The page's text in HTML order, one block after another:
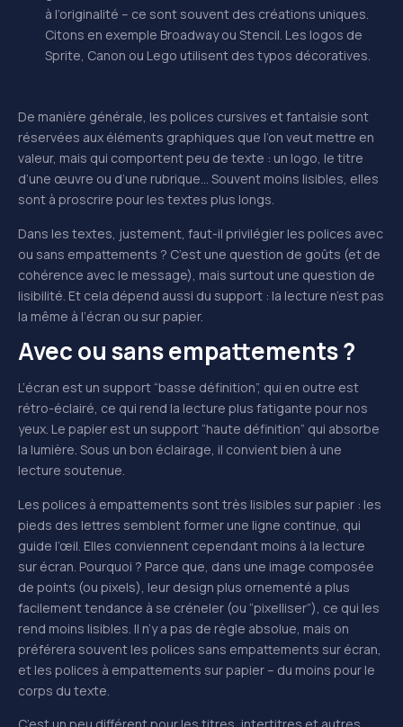
à l’originalité – ce sont souvent des créations uniques.
Citons en exemple Broadway ou Stencil. Les logos de
Sprite, Canon ou Lego utilisent des typos décoratives.
De manière générale, les polices cursives et fantaisie sont
réservées aux éléments graphiques que l’on veut mettre en
valeur, mais qui comportent peu de texte : un logo, le titre
d’une œuvre ou d’une rubrique… Souvent moins lisibles, elles
sont à proscrire pour les textes plus longs.
Dans les textes, justement, faut-il privilégier les polices avec
ou sans empattements ? C’est une question de goûts (et de
cohérence avec le message), mais surtout une question de
lisibilité. Et cela dépend aussi du support : la lecture n’est pas
la même à l’écran ou sur papier.
Avec ou sans empattements ?
L’écran est un support “basse définition”, qui en outre est
rétro-éclairé, ce qui rend la lecture plus fatigante pour nos
yeux. Le papier est un support “haute définition” qui absorbe
la lumière. Sous un bon éclairage, il convient bien à une
lecture soutenue.
Les polices à empattements sont très lisibles sur papier : les
pieds des lettres semblent former une ligne continue, qui
guide l’œil. Elles conviennent cependant moins à la lecture
sur écran. Pourquoi ? Parce que, dans une image composée
de points (ou pixels), leur design plus ornementé a plus
facilement tendance à se créneler (ou “pixelliser”), ce qui les
rend moins lisibles. Il n’y a pas de règle absolue, mais on
préférera souvent les polices sans empattements sur écran,
et les polices à empattements sur papier – du moins pour le
corps du texte.